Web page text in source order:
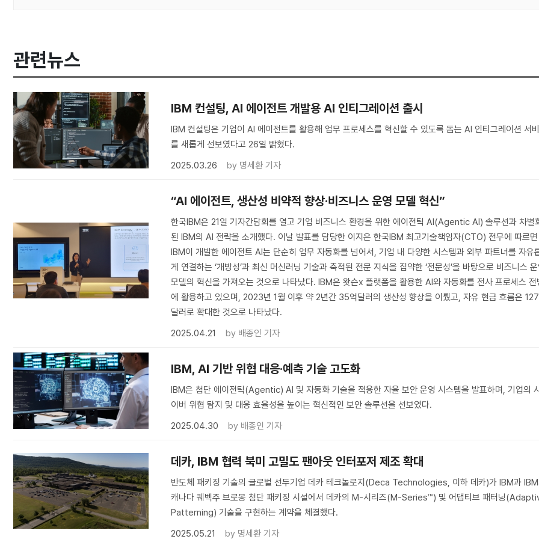
관련뉴스
IBM 컨설팅, AI 에이전트 개발용 AI 인티그레이션 출시
IBM 컨설팅은 기업이 AI 에이전트를 활용해 업무 프로세스를 혁신할 수 있도록 돕는 AI 인티그레이션 서
를 새롭게 선보였다고 26일 밝혔다.
2025.03.26
by 명세환 기자
“AI 에이전트, 생산성 비약적 향상·비즈니스 운영 모델 혁신”
한국IBM은 21일 기자간담회를 열고 기업 비즈니스 환경을 위한 에이전틱 AI(Agentic AI) 솔루션과 차별
된 IBM의 AI 전략을 소개했다. 이날 발표를 담당한 이지은 한국IBM 최고기술책임자(CTO) 전무에 따르면
IBM이 개발한 에이전트 AI는 단순히 업무 자동화를 넘어서, 기업 내 다양한 시스템과 외부 파트너를 자유
게 연결하는 ‘개방성’과 최신 머신러닝 기술과 축적된 전문 지식을 집약한 ‘전문성’을 바탕으로 비즈니스
모델의 혁신을 가져오는 것으로 나타났다. IBM은 왓슨x 플랫폼을 활용한 AI와 자동화를 전사 프로세스 전
에 활용하고 있으며, 2023년 1월 이후 약 2년간 35억달러의 생산성 향상을 이뤘고, 자유 현금 흐름은
달러로 확대한 것으로 나타났다.
2025.04.21
by 배종인 기자
IBM, AI 기반 위협 대응·예측 기술 고도화
IBM은 첨단 에이전틱(Agentic) AI 및 자동화 기술을 적용한 자율 보안 운영 시스템을 발표하며, 기업의
이버 위협 탐지 및 대응 효율성을 높이는 혁신적인 보안 솔루션을 선보였다.
2025.04.30
by 배종인 기자
데카, IBM 협력 북미 고밀도 팬아웃 인터포저 제조 확대
반도체 패키징 기술의 글로벌 선두기업 데카 테크놀로지(Deca Technologies, 이하 데카)가 IBM과 IBM
캐나다 퀘벡주 브로몽 첨단 패키징 시설에서 데카의 M-시리즈(M-Series™) 및 어댑티브 패터닝
Patterning) 기술을 구현하는 계약을 체결했다.
2025.05.21
by 명세환 기자